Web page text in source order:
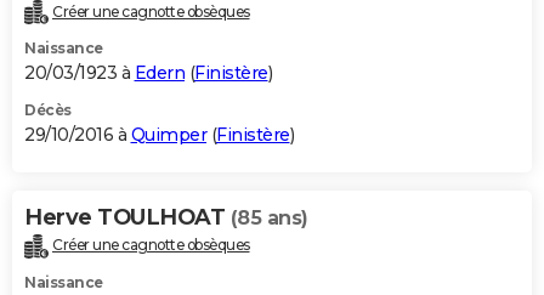
Créer une cagnotte obsèques
Naissance
20/03/1923 à Edern (Finistère)
Décès
29/10/2016 à Quimper(Finistère)
Herve TOULHOAT (85 ans)
Créer une cagnotte obsèques
Naissance